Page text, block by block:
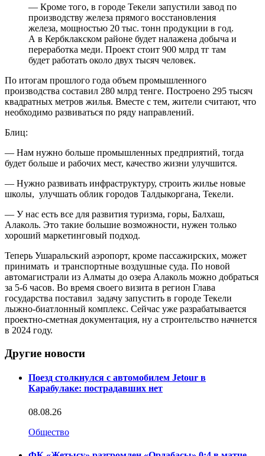
— Кроме того, в городе Текели запустили завод по
производству железа прямого восстановления
железа, мощностью 20 тыс. тонн продукции в год.
А в Кербклакском районе будет налажена добыча и
переработка меди. Проект стоит 900 млрд тг там
будет работать около двух тысяч человек.
По итогам прошлого года объем промышленного
производства составил 280 млрд тенге. Построено 295 тысяч
квадратных метров жилья. Вместе с тем, жители считают, что
необходимо развиваться по ряду направлений.
Блиц:
— Нам нужно больше промышленных предприятий, тогда
будет больше и рабочих мест, качество жизни улучшится.
— Нужно развивать инфраструктуру, строить жилье новые
школы, улучшать облик городов Талдыкоргана, Текели.
— У нас есть все для развития туризма, горы, Балхаш,
Алаколь. Это такие большие возможности, нужен только
хороший маркетинговый подход.
Теперь Ушаральский аэропорт, кроме пассажирских, может
принимать и транспортные воздушные суда. По новой
автомагистрали из Алматы до озера Алаколь можно добраться
за 5-6 часов. Во время своего визита в регион Глава
государства поставил задачу запустить в городе Текели
лыжно-биатлонный комплекс. Сейчас уже разрабатывается
проектно-сметная документация, ну а строительство начнется
в 2024 году.
Другие новости
Поезд столкнулся с автомобилем Jetour в
Карабулаке: пострадавших нет
08.08.26
Общество